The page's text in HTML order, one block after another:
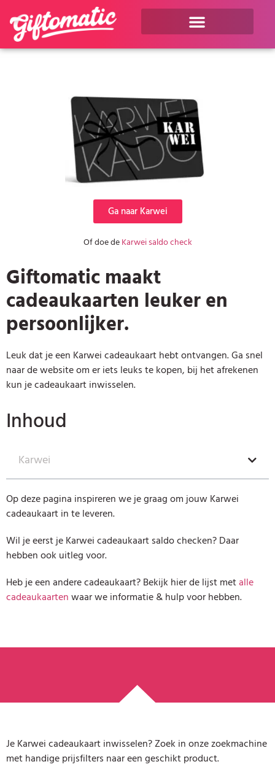
Giftomatic maakt
cadeaukaarten leuker en
persoonlijker.
Leuk dat je een Karwei cadeaukaart hebt ontvangen. Ga snel
naar de website om er iets leuks te kopen, bij het afrekenen
kun je cadeaukaart inwisselen.
Inhoud
Karwei
Op deze pagina inspireren we je graag om jouw Karwei
cadeaukaart in te leveren.
Wil je eerst je Karwei cadeaukaart saldo checken? Daar
hebben ook uitleg voor.
Heb je een andere cadeaukaart? Bekijk hier de lijst metalle
cadeaukaartenwaar we informatie & hulp voor hebben.
Ga naar Karwei
Of doe deKarwei saldo check
Je Karwei cadeaukaart inwisselen? Zoek in onze zoekmachine
met handige prijsfilters naar een geschikt product.